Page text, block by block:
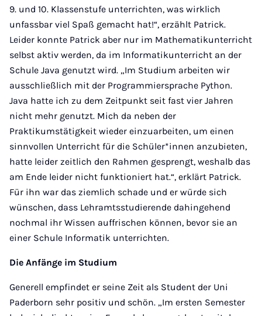
9. und 10. Klassenstufe unterrichten, was wirklich
unfassbar viel Spaß gemacht hat!“, erzählt Patrick.
Leider konnte Patrick aber nur im Mathematikunterricht
selbst aktiv werden, da im Informatikunterricht an der
Schule Java genutzt wird. „Im Studium arbeiten wir
ausschließlich mit der Programmiersprache Python.
Java hatte ich zu dem Zeitpunkt seit fast vier Jahren
nicht mehr genutzt. Mich da neben der
Praktikumstätigkeit wieder einzuarbeiten, um einen
sinnvollen Unterricht für die Schüler*innen anzubieten,
hatte leider zeitlich den Rahmen gesprengt, weshalb das
am Ende leider nicht funktioniert hat.“, erklärt Patrick.
Für ihn war das ziemlich schade und er würde sich
wünschen, dass Lehramtsstudierende dahingehend
nochmal ihr Wissen auffrischen können, bevor sie an
einer Schule Informatik unterrichten.
Die Anfänge im Studium
Generell empfindet er seine Zeit als Student der Uni
Paderborn sehr positiv und schön. „Im ersten Semester